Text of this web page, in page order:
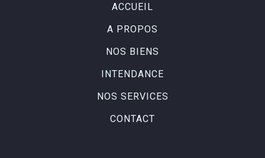
ACCUEIL
A PROPOS
NOS BIENS
INTENDANCE
NOS SERVICES
CONTACT